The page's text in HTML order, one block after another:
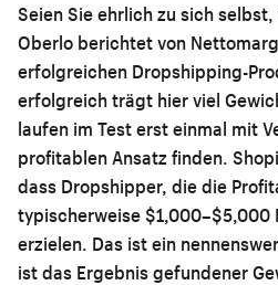
Seien Sie ehrlich zu sich
Oberlo berichtet von
erfolgreichen Dropshipping-
erfolgreich trägt hier viel
laufen im Test erst einmal mit
profitablen Ansatz finden.
dass Dropshipper, die die
typischerweise $1,000–$5,000
erzielen. Das ist ein
ist das Ergebnis gefundener